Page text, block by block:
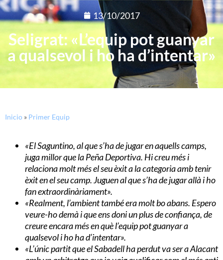
13/10/2017
Seligrat: «L’equip pot guanyar
a qualsevol i ho ha d’intentar»
Inicio » Primer Equip
«El Saguntino, al que s’ha de jugar en aquells camps,
juga millor que la Peña Deportiva. Hi creu més i
relaciona molt més el seu èxit a la categoria amb tenir
èxit en el seu camp. Juguen al que s’ha de jugar allà i ho
fan extraordinàriament».
«Realment, l’ambient també era molt bo abans. Espero
veure-ho demà i que ens doni un plus de confiança, de
creure encara més en què l’equip pot guanyar a
qualsevol i ho ha d’intentar».
«L’únic partit que el Sabadell ha perdut va ser a Alacant